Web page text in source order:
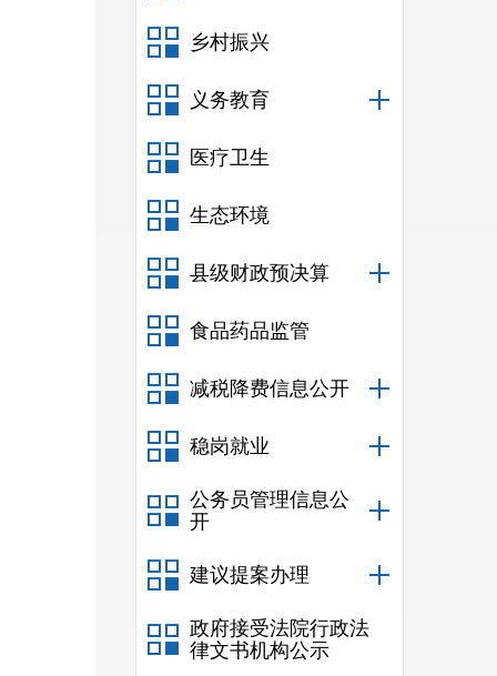
乡村振兴
义务教育
医疗卫生
生态环境
县级财政预决算
食品药品监管
减税降费信息公开
稳岗就业
公务员管理信息公
开
建议提案办理
政府接受法院行政法
律文书机构公示